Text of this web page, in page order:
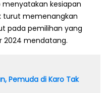
kesiapan
turut memenangkan
pada pemilihan yang
2024 mendatang.
Pemuda di Karo Tak